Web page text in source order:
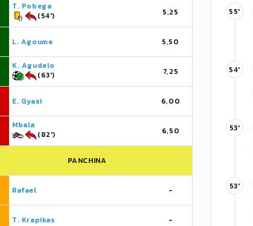
T. Pobega
(54')
5,25
L. Agoume 5,50
K. Agudelo
(63')
7,25
E. Gyasi 6,00
Mbala
(82')
6,50
PANCHINA
Rafael -
T. Krapikas -
55'
54'
53'
53'